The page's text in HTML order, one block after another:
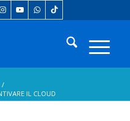
/
IL CLOUD